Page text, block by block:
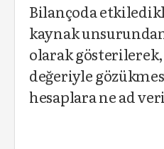
Bilançoda
kaynak
olarak
değeriyle
hesaplara ne ad